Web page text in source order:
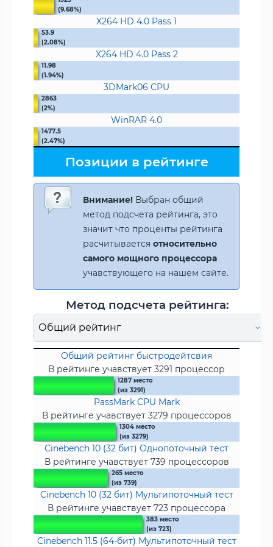
(9.68%)
X264 HD 4.0 Pass 1
53.9
(2.08%)
X264 HD 4.0 Pass 2
11.98
(1.94%)
3DMark06 CPU
2863
(2%)
WinRAR 4.0
1477.5
(2.47%)
Позиции в рейтинге
Внимание! Выбран общий
метод подсчета рейтинга, это
значит что проценты рейтинга
расчитывается относительно
самого мощного процессора
учавствующего на нашем сайте.
Метод подсчета рейтинга:
Общий рейтинг быстродейтсвия
В рейтинге учавствует 3291 процессор
1287 место
(из 3291)
PassMark CPU Mark
В рейтинге учавствует 3279 процессоров
1304 место
(из 3279)
Cinebench 10 (32 бит) Однопоточный тест
В рейтинге учавствует 739 процессоров
265 место
(из 739)
Cinebench 10 (32 бит) Мультипоточный тест
В рейтинге учавствует 723 процессора
383 место
(из 723)
Cinebench 11.5 (64-бит) Мультипоточный тест